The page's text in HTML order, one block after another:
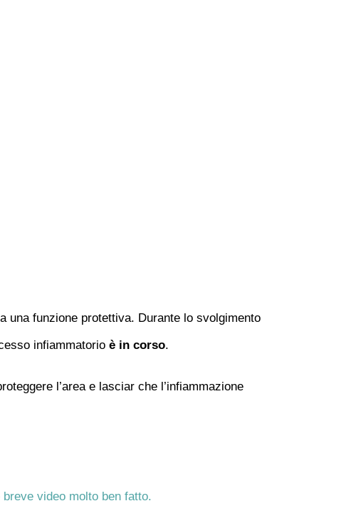
una funzione protettiva. Durante lo svolgimento
infiammatorioè in corso.
l’area e lasciar che l’infiammazione
breve video molto ben fatto.